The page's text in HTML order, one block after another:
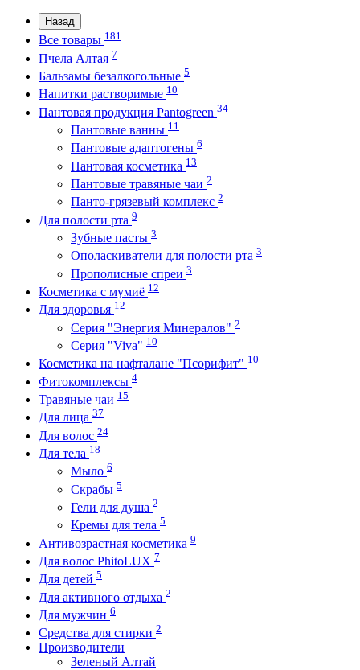
Назад
Все товары 181
Пчела Алтая 7
Бальзамы безалкогольные 5
Напитки растворимые 10
Пантовая продукция Pantogreen 34
Пантовые ванны 11
Пантовые адаптогены 6
Пантовая косметика 13
Пантовые травяные чаи 2
Панто-грязевый комплекс 2
Для полости рта 9
Зубные пасты 3
Ополаскиватели для полости рта 3
Прополисные спреи 3
Косметика с мумиё 12
Для здоровья 12
Серия "Энергия Минералов" 2
Серия "Viva" 10
Косметика на нафталане "Псорифит" 10
Фитокомплексы 4
Травяные чаи 15
Для лица 37
Для волос 24
Для тела 18
Мыло 6
Скрабы 5
Гели для душа 2
Кремы для тела 5
Антивозрастная косметика 9
Для волос PhitoLUX 7
Для детей 5
Для активного отдыха 2
Для мужчин 6
Средства для стирки 2
Производители
Зеленый Алтай